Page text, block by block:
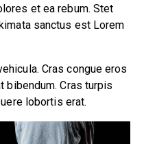
et ea rebum. Stet
sanctus est Lorem
Cras congue eros
bibendum. Cras turpis
lobortis erat.